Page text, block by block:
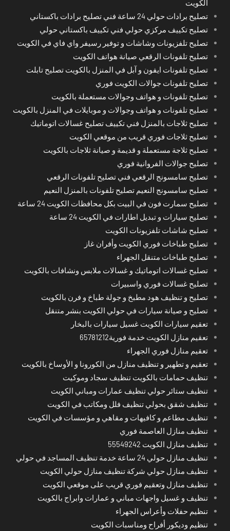
الكويت
تصليح برادات حولي 24 ساعة فني تصليح برادات باكستاني
تصليح تكييف مركزي حولي فني تكييف باكستاني حولي
تصليح تلفزيونات وشاشات و توفير رسيفر واي فاي في الكويت
تصليح تلفونات الرقعي صيانة هواتف الكويت
تصليح تلفونات ايفون و آبل في المنزل بالكويت تصليح تابلت
تصليح تلفونات جوالات الكويت فوري
تصليح تلفونات و هواتف وجوالات مستعملة بالكويت
تصليح تلفونات و هواتف وجوالات و موبايلات في المنزل بالكويت
تصليح ثلاجات بالمنزل فني تكييف تصليح غسالات اتوماتيك
تصليح ثلاجات فوري قريب من موقعي الكويت
تصليح ثلاجة مستعملة و قديمة و صيانة ثلاجات بالكويت
تصليح جوالات الفروانية فوري
تصليح سامسونج الرقعي فني تصليح تلفونات الرقعي
تصليح سامسونج النعيم تصليح تلفونات بالمنزل النعيم
تصليح سمارت فون في البيت بكل محافظات الكويت 24 ساعة
تصليح سيارات و تبديل اطارات في الكويت 24 ساعة
تصليح شاشات تلفزيونات الكويت
تصليح طباخات فوري الكويت وأفران غاز
تصليح طباخات متنقل الجهراء
تصليح غسالات اتوماتيك و غسالات ملابس ونشافات بالكويت
تصليح غسالات فوري واسبيرات
تصليح و تنظيف هود مطبخ و جولة طباخ و فرن بالكويت
تصليح و صيانة سيارات في حولي الكويت بنشر متنقل
تعقيم سيارات الكويت غسيل سيارات بالبخار
تعقيم منازل الكويت خدمة فورية65781212
تعقيم منازل فوري الجهراء
تعقيم و تطهير و تنظيف منازل من الكورونا و الأوساخ بالكويت
تنظيف حمامات بالكويت تنظيف سجاد وموكيت
تنظيف ستائر حولي تنظيف عمارات ومباني الكويت
تنظيف شقق بحولي تنظيف فلل ومكاتب في الكويت
تنظيف مطاعم و كافيهات و مقاهي و مؤسسات في الكويت
تنظيف منازل العاصمة فوري
تنظيف منازل الكويت 55549242
تنظيف منازل حولي 24 ساعة خدمة تنظيف المساجد في حولي
تنظيف منازل حولي شركة تنظيف منازل حولي الكويت
تنظيف منازل وتعقيم فوري قريب على موقعي الكويت
تنظيف و غسيل واجهات مباني و عمارات وابراج بالكويت
تنظيم حفلات وأعراس الجهراء
تنظيم وديكور أفراح ومناسبات الكويت